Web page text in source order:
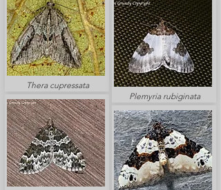
Thera cupressata
Plemyria rubiginata